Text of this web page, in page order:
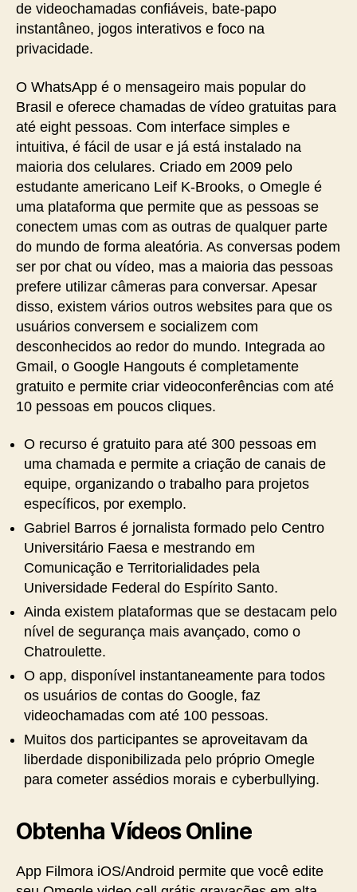
de videochamadas confiáveis, bate-papo
instantâneo, jogos interativos e foco na
privacidade.
O WhatsApp é o mensageiro mais popular do
Brasil e oferece chamadas de vídeo gratuitas para
até eight pessoas. Com interface simples e
intuitiva, é fácil de usar e já está instalado na
maioria dos celulares. Criado em 2009 pelo
estudante americano Leif K-Brooks, o Omegle é
uma plataforma que permite que as pessoas se
conectem umas com as outras de qualquer parte
do mundo de forma aleatória. As conversas podem
ser por chat ou vídeo, mas a maioria das pessoas
prefere utilizar câmeras para conversar. Apesar
disso, existem vários outros websites para que os
usuários conversem e socializem com
desconhecidos ao redor do mundo. Integrada ao
Gmail, o Google Hangouts é completamente
gratuito e permite criar videoconferências com até
10 pessoas em poucos cliques.
O recurso é gratuito para até 300 pessoas em
uma chamada e permite a criação de canais de
equipe, organizando o trabalho para projetos
específicos, por exemplo.
Gabriel Barros é jornalista formado pelo Centro
Universitário Faesa e mestrando em
Comunicação e Territorialidades pela
Universidade Federal do Espírito Santo.
Ainda existem plataformas que se destacam pelo
nível de segurança mais avançado, como o
Chatroulette.
O app, disponível instantaneamente para todos
os usuários de contas do Google, faz
videochamadas com até 100 pessoas.
Muitos dos participantes se aproveitavam da
liberdade disponibilizada pelo próprio Omegle
para cometer assédios morais e cyberbullying.
Obtenha Vídeos Online
App Filmora iOS/Android permite que você edite